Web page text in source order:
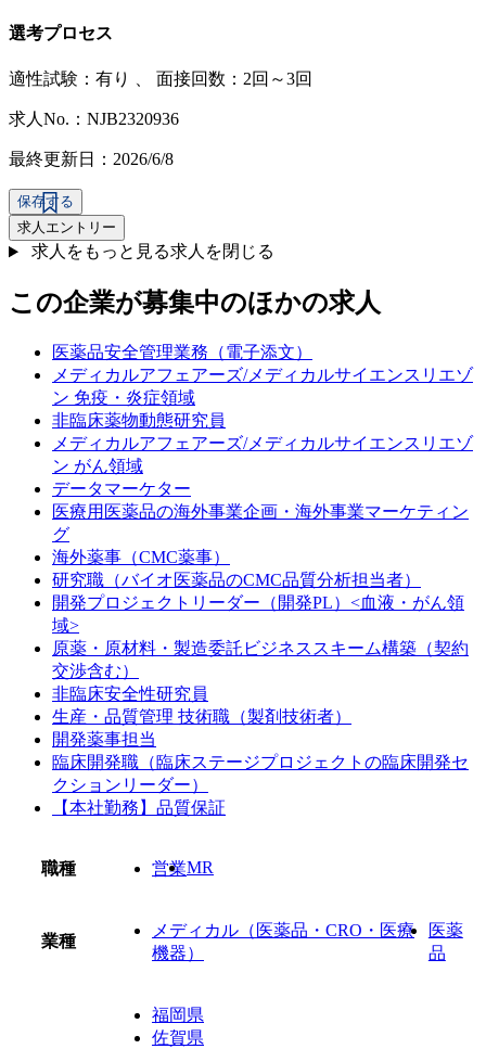
選考プロセス
適性試験： 有り 、 面接回数：2回～3回
求人No.：NJB2320936
最終更新日：2026/6/8
保存する
求人エントリー
求人をもっと見る求人を閉じる
この企業が募集中のほかの求人
医薬品安全管理業務（電子添文）
メディカルアフェアーズ/メディカルサイエンスリエゾ
ン 免疫・炎症領域
非臨床薬物動態研究員
メディカルアフェアーズ/メディカルサイエンスリエゾ
ン がん領域
データマーケター
医療用医薬品の海外事業企画・海外事業マーケティン
グ
海外薬事（CMC薬事）
研究職（バイオ医薬品のCMC品質分析担当者）
開発プロジェクトリーダー（開発PL）<血液・がん領
域>
原薬・原材料・製造委託ビジネススキーム構築（契約
交渉含む）
非臨床安全性研究員
生産・品質管理 技術職（製剤技術者）
開発薬事担当
臨床開発職（臨床ステージプロジェクトの臨床開発セ
クションリーダー）
【本社勤務】品質保証
職種 営業MR
業種
メディカル（医薬品・CRO・医療
機器）
医薬
品
福岡県
佐賀県